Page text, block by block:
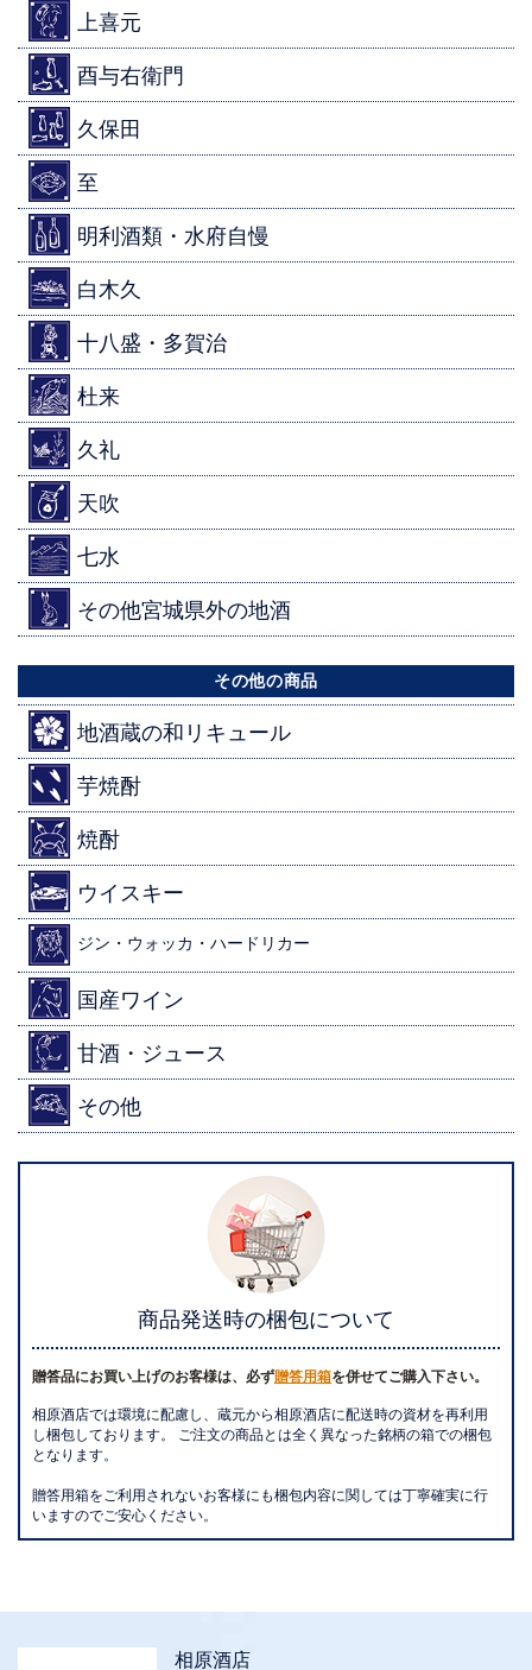
上喜元
酉与右衛門
久保田
至
明利酒類・水府自慢
白木久
十八盛・多賀治
杜来
久礼
天吹
七水
その他宮城県外の地酒
その他の商品
地酒蔵の和リキュール
芋焼酎
焼酎
ウイスキー
ジン・ウォッカ・ハードリカー
国産ワイン
甘酒・ジュース
その他
商品発送時の梱包について
贈答品にお買い上げのお客様は、必ず贈答用箱を併せてご購入下さい。
相原酒店では環境に配慮し、蔵元から相原酒店に配送時の資材を再利用
し梱包しております。 ご注文の商品とは全く異なった銘柄の箱での梱包
となります。
贈答用箱をご利用されないお客様にも梱包内容に関しては丁寧確実に行
いますのでご安心ください。
相原酒店